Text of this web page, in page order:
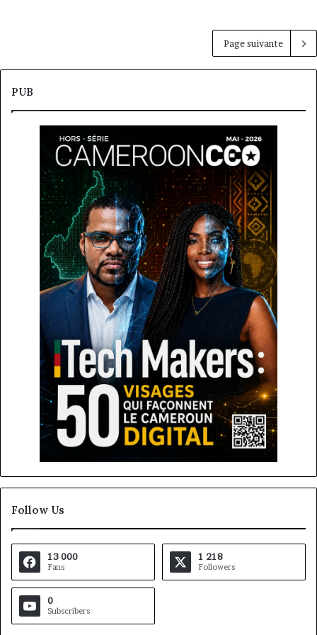
Page suivante
PUB
Follow Us
13 000
Fans
1 218
Followers
0
Subscribers